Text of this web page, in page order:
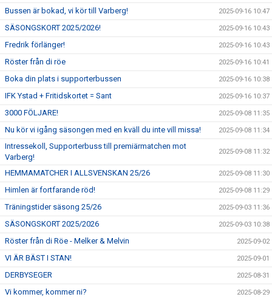
Bussen är bokad, vi kör till Varberg! 2025-09-16 10:47
SÄSONGSKORT 2025/2026! 2025-09-16 10:43
Fredrik förlänger! 2025-09-16 10:43
Röster från di röe 2025-09-16 10:41
Boka din plats i supporterbussen 2025-09-16 10:38
IFK Ystad + Fritidskortet = Sant 2025-09-16 10:37
3000 FÖLJARE! 2025-09-08 11:35
Nu kör vi igång säsongen med en kväll du inte vill missa! 2025-09-08 11:34
Intressekoll, Supporterbuss till premiärmatchen mot
Varberg!
2025-09-08 11:32
HEMMAMATCHER I ALLSVENSKAN 25/26 2025-09-08 11:30
Himlen är fortfarande röd! 2025-09-08 11:29
Träningstider säsong 25/26 2025-09-03 11:36
SÄSONGSKORT 2025/2026 2025-09-03 10:38
Röster från di Röe - Melker & Melvin 2025-09-02
VI ÄR BÄST I STAN! 2025-09-01
DERBYSEGER 2025-08-31
Vi kommer, kommer ni? 2025-08-29